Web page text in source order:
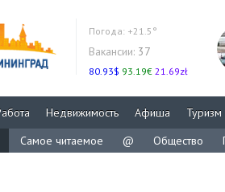
Погода: +21.5°
Вакансии: 37
80.93$ 93.19€ 21.69zł
Недвижимость Афиша Туризм
Самое читаемое @ Общество